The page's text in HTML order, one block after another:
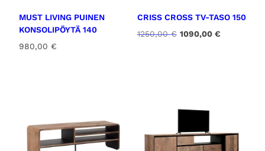
MUST LIVING PUINEN
KONSOLIPÖYTÄ 140
980,00 €
CRISS CROSS TV-TASO 150
1250,00€ A
n
1090,00 €N